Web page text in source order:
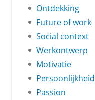
Ontdekking
Future of work
Social context
Werkontwerp
Motivatie
Persoonlijkheid
Passion